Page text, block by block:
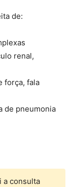
de:
renal,
força, fala
de pneumonia
a consulta